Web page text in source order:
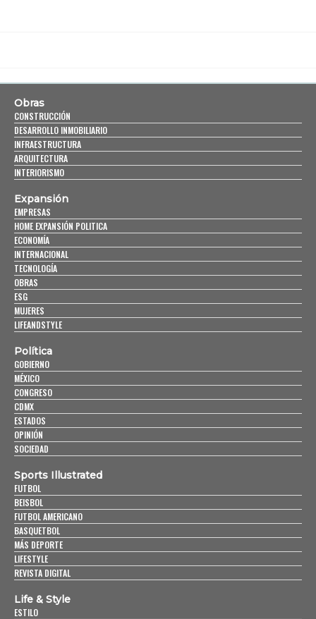
Obras
CONSTRUCCIÓN
DESARROLLO INMOBILIARIO
INFRAESTRUCTURA
ARQUITECTURA
INTERIORISMO
Expansión
EMPRESAS
HOME EXPANSIÓN POLITICA
ECONOMÍA
INTERNACIONAL
TECNOLOGÍA
OBRAS
ESG
MUJERES
LIFEANDSTYLE
Política
GOBIERNO
MÉXICO
CONGRESO
CDMX
ESTADOS
OPINIÓN
SOCIEDAD
Sports Illustrated
FUTBOL
BEISBOL
FUTBOL AMERICANO
BASQUETBOL
MÁS DEPORTE
LIFESTYLE
REVISTA DIGITAL
Life & Style
ESTILO